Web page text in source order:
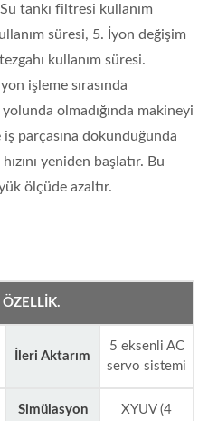
tankı filtresi kullanım
süresi, 5. İyon değişim
kullanım süresi.
işleme sırasında
olmadığında makineyi
parçasına dokunduğunda
yeniden başlatır. Bu
ölçüde azaltır.
İleri Aktarım
5 eksenli AC
servo sistemi
Simülasyon XYUV (4